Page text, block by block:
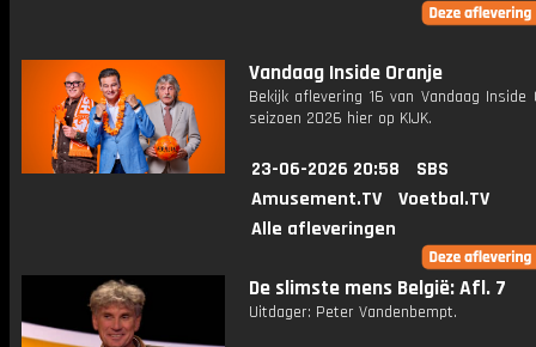
Vandaag Inside Oranje
Bekijk aflevering 16 van Vandaag Inside
seizoen 2026 hier op KIJK.
23-06-2026 20:58
SBS
Amusement.TV
Voetbal.TV
Alle afleveringen
De slimste mens België: Afl. 7
Uitdager: Peter Vandenbempt.